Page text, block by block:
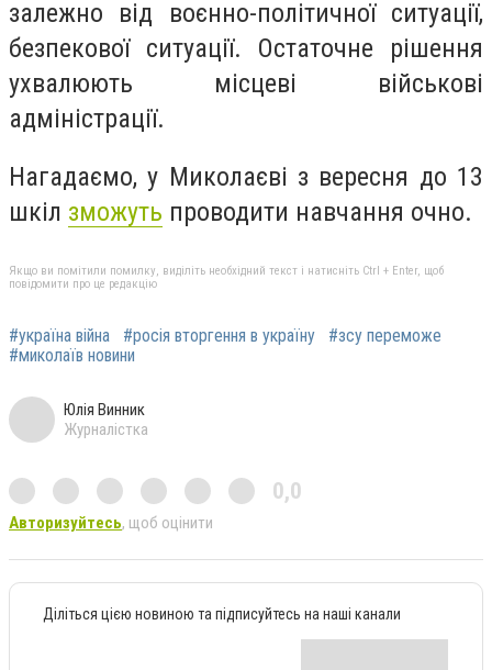
залежно від воєнно-політичної ситуації,
безпекової ситуації. Остаточне рішення
ухвалюють місцеві військові
адміністрації.
Нагадаємо, у Миколаєві з вересня до 13
шкіл зможуть проводити навчання очно.
Якщо ви помітили помилку, виділіть необхідний текст і натисніть Ctrl + Enter, щоб
повідомити про це редакцію
#україна війна #росія вторгення в україну
#зсу переможе
#миколаїв новини
Юлія Винник
Журналістка
0,0
Авторизуйтесь, щоб оцінити
Діліться цією новиною та підписуйтесь на наші канали